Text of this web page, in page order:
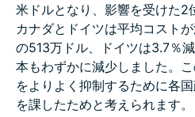
米ドルとなり、影響を受けた2
カナダとドイツは平均コスト
の513万ドル、ドイツは3.7％
本もわずかに減少しました。
をよりよく抑制するために各
を課したためと考えられます。